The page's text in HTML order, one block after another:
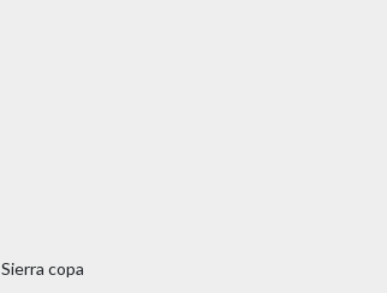
Sierra copa